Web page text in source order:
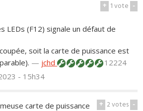
+ 1vote -
LEDs (F12) signale un défaut de
soit la carte de puissance est
— jchd
12224
- 15h34
+ 2votes -
carte de puissance